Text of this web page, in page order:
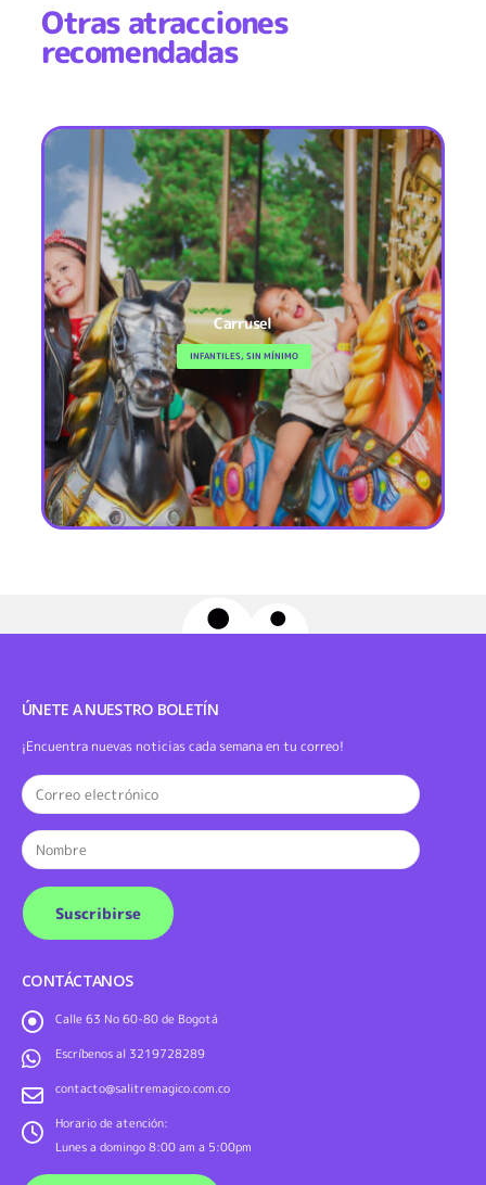
Otras atracciones
recomendadas
Carrusel
INFANTILES, SIN MÍNIMO
ÚNETE A NUESTRO BOLETÍN
¡Encuentra nuevas noticias cada semana en tu correo!
CONTÁCTANOS
Calle 63 No 60-80 de Bogotá
Escríbenos al 3219728289
contacto@salitremagico.com.co
Horario de atención:
Lunes a domingo 8:00 am a 5:00pm